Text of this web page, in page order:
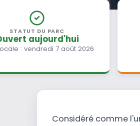
STATUT DU PARC
aujourd'hui
: vendredi 7 août 2026
Considéré comme